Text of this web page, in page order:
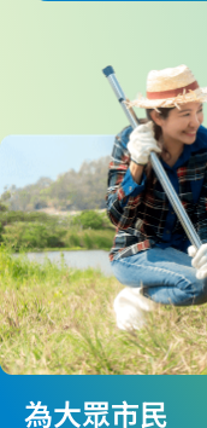
為大眾市民